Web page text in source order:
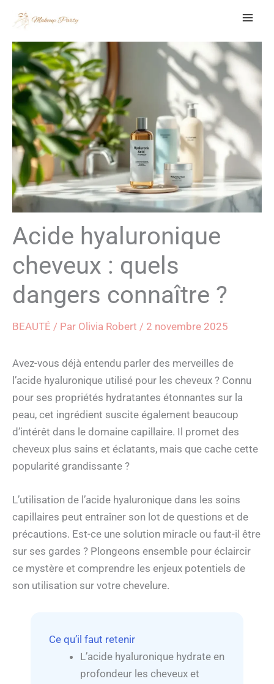
contenu
Acide hyaluronique
cheveux : quels
dangers connaître ?
BEAUTÉ / Par Olivia Robert / 2 novembre 2025
Avez-vous déjà entendu parler des merveilles de
l’acide hyaluronique utilisé pour les cheveux ? Connu
pour ses propriétés hydratantes étonnantes sur la
peau, cet ingrédient suscite également beaucoup
d’intérêt dans le domaine capillaire. Il promet des
cheveux plus sains et éclatants, mais que cache cette
popularité grandissante ?
L’utilisation de l’acide hyaluronique dans les soins
capillaires peut entraîner son lot de questions et de
précautions. Est-ce une solution miracle ou faut-il être
sur ses gardes ? Plongeons ensemble pour éclaircir
ce mystère et comprendre les enjeux potentiels de
son utilisation sur votre chevelure.
Ce qu’il faut retenir
L’acide hyaluronique hydrate en
profondeur les cheveux et